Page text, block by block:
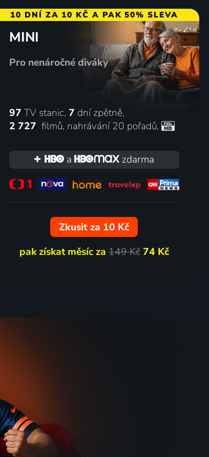
10 DNÍ ZA 10 KČ A PAK 50% SLEVA
MINI
Pro nenáročné diváky
97 TV stanic, 7 dní zpětně,
2 727 filmů, nahrávání 20 pořadů,
a zdarma
Zkusit za 10 Kč
pak získat měsíc za149 Kč 74 Kč